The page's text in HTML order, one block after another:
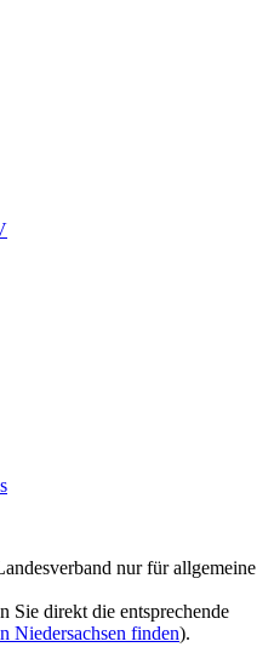
nur für allgemeine
Sie direkt die entsprechende
Niedersachsen finden).